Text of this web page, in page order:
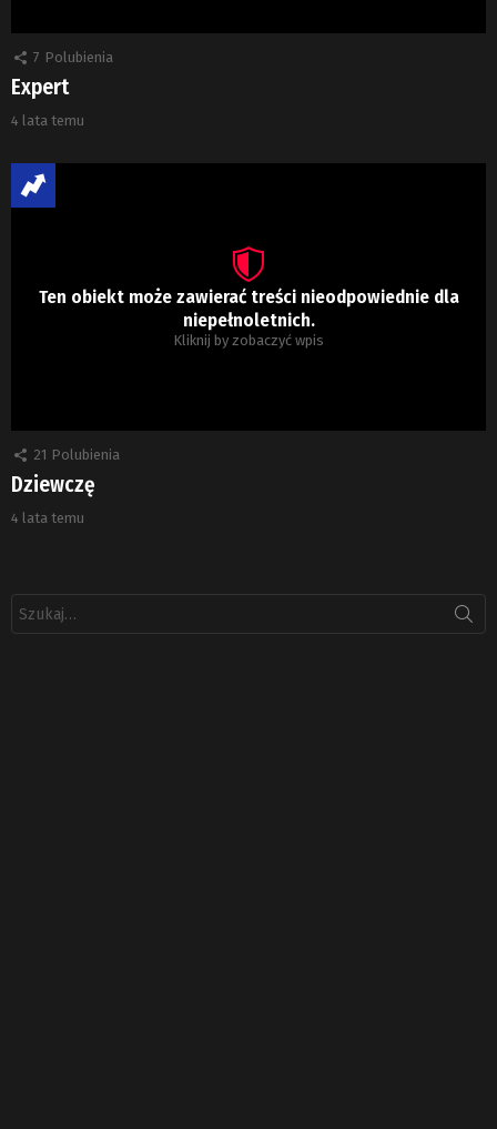
7 Polubienia
Expert
4 lata temu
Ten obiekt może zawierać treści nieodpowiednie dla
niepełnoletnich.
Kliknij by zobaczyć wpis
21 Polubienia
Dziewczę
4 lata temu